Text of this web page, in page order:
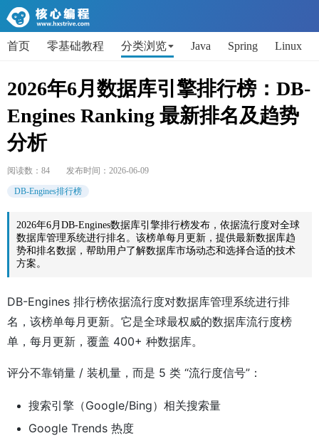
首页 零基础教程 分类浏览 Java Spring Linux
2026年6月数据库引擎排行榜：DB-
Engines Ranking 最新排名及趋势
分析
阅读数： 84 发布时间： 2026-06-09
DB-Engines排行榜
2026年6月DB-Engines数据库引擎排行榜发布，依据流行度对全球
数据库管理系统进行排名。该榜单每月更新，提供最新数据库趋
势和排名数据，帮助用户了解数据库市场动态和选择合适的技术
方案。
DB-Engines 排行榜依据流行度对数据库管理系统进行排
名，该榜单每月更新。它是全球最权威的数据库流行度榜
单，每月更新，覆盖 400+ 种数据库。
评分不靠销量 / 装机量，而是 5 类 “流行度信号”：
搜索引擎（Google/Bing）相关搜索量
Google Trends 热度